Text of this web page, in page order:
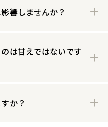
響しませんか？
は甘えではないです
か？